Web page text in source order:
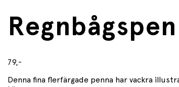
79,-
Denna fina flerfärgade penna har vackra